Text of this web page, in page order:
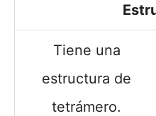
Tiene una
estructura de
tetrámero.